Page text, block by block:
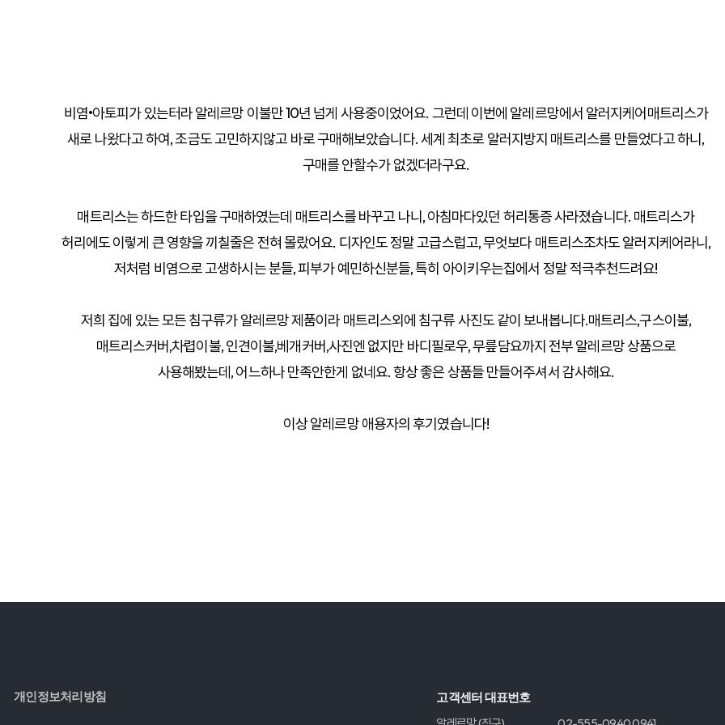
비염•아토피가 있는터라 알레르망 이불만 10년 넘게 사용중이었어요. 그런데 이번에 알레르망에서 알러지케어매트리스가
새로 나왔다고 하여, 조금도 고민하지않고 바로 구매해보았습니다. 세계 최초로 알러지방지 매트리스를 만들었다고 하니,
구매를 안할수가 없겠더라구요.
매트리스는 하드한 타입을 구매하였는데 매트리스를 바꾸고 나니, 아침마다있던 허리통증 사라졌습니다. 매트리스가
허리에도 이렇게 큰 영향을 끼칠줄은 전혀 몰랐어요. 디자인도 정말 고급스럽고, 무엇보다 매트리스조차도 알러지케어라니,
저처럼 비염으로 고생하시는 분들, 피부가 예민하신분들, 특히 아이키우는집에서 정말 적극추천드려요!
저희 집에 있는 모든 침구류가 알레르망 제품이라 매트리스외에 침구류 사진도 같이 보내봅니다.매트리스,구스이불,
매트리스커버,차렵이불, 인견이불,베개커버,사진엔 없지만 바디필로우, 무릎담요까지 전부 알레르망 상품으로
사용해봤는데, 어느하나 만족안한게 없네요. 항상 좋은 상품들 만들어주셔서 감사해요.
이상 알레르망 애용자의 후기였습니다!
개인정보처리방침
고객센터 대표번호